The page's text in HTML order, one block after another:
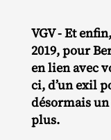
VGV - Et
2019, pour
en lien avec
ci, d’un exil
désormais
plus.